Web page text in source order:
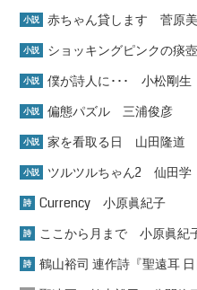
小説 赤ちゃん貸します 菅原
小説 ショッキングピンクの痰
小説 僕が詩人に･･･ 小松剛生
小説 偏態パズル 三浦俊彦
小説 家を看取る日 山田隆道
小説 ツルツルちゃん2 仙田学
詩 Currency 小原眞紀子
詩 ここから月まで 小原眞紀
詩 鶴山裕司 連作詩『聖遠耳 日